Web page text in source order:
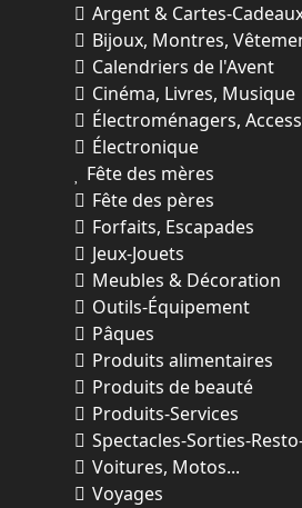
Argent & Cartes-
Bijoux, Montres,
Calendriers de l'Avent
Cinéma, Livres, Musique
Électroménagers,
Électronique
Fête des mères
Fête des pères
Forfaits, Escapades
Jeux-Jouets
Meubles & Décoration
Outils-Équipement
Pâques
Produits alimentaires
Produits de beauté
Produits-Services
Spectacles-Sorties-
Voitures, Motos...
Voyages